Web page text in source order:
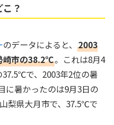
？
のデータによると、 2003
崎市の38.2℃。これは8月4
で、2003年2位の暑
に暑かったのは9月3日の
梨県大月市で、37.5℃で